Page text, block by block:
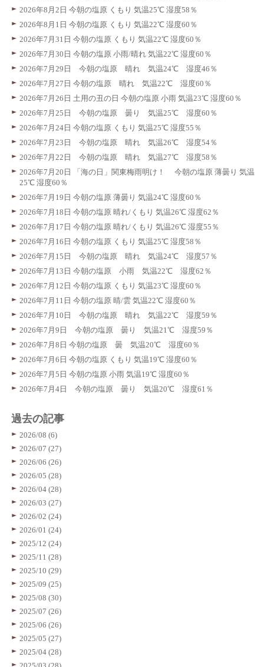
2026年8月2日 今朝の塩原 くもり 気温25℃ 湿度58％
2026年8月1日 今朝の塩原 くもり 気温22℃ 湿度60％
2026年7月31日 今朝の塩原 くもり 気温22℃ 湿度60％
2026年7月30日 今朝の塩原 小雨/晴れ 気温22℃ 湿度60％
2026年7月29日 今朝の塩原 晴れ 気温24℃ 湿度46％
2026年7月27日 今朝の塩原 晴れ 気温22℃ 湿度60％
2026年7月26日 土用の丑の日 今朝の塩原 小雨 気温23℃ 湿度60％
2026年7月25日 今朝の塩原 曇り 気温25℃ 湿度60％
2026年7月24日 今朝の塩原 くもり 気温25℃ 湿度55％
2026年7月23日 今朝の塩原 晴れ 気温26℃ 湿度54％
2026年7月22日 今朝の塩原 晴れ 気温27℃ 湿度58％
2026年7月20日 「海の日」関東梅雨明け！ 今朝の塩原 薄曇り 気温
25℃ 湿度60％
2026年7月19日 今朝の塩原 薄曇り 気温24℃ 湿度60％
2026年7月18日 今朝の塩原 晴れ/くもり 気温26℃ 湿度62％
2026年7月17日 今朝の塩原 晴れ/くもり 気温26℃ 湿度55％
2026年7月16日 今朝の塩原 くもり 気温25℃ 湿度58％
2026年7月15日 今朝の塩原 晴れ 気温24℃ 湿度57％
2026年7月13日 今朝の塩原 小雨 気温22℃ 湿度62％
2026年7月12日 今朝の塩原 くもり 気温23℃ 湿度60％
2026年7月11日 今朝の塩原 晴/雲 気温22℃ 湿度60％
2026年7月10日 今朝の塩原 晴れ 気温22℃ 湿度59％
2026年7月9日 今朝の塩原 曇り 気温21℃ 湿度59％
2026年7月8日 今朝の塩原 曇 気温20℃ 湿度60％
2026年7月6日 今朝の塩原 くもり 気温19℃ 湿度60％
2026年7月5日 今朝の塩原 小雨 気温19℃ 湿度60％
2026年7月4日 今朝の塩原 曇り 気温20℃ 湿度61％
過去の記事
2026/08 (6)
2026/07 (27)
2026/06 (26)
2026/05 (28)
2026/04 (28)
2026/03 (27)
2026/02 (24)
2026/01 (24)
2025/12 (24)
2025/11 (28)
2025/10 (29)
2025/09 (25)
2025/08 (30)
2025/07 (26)
2025/06 (26)
2025/05 (27)
2025/04 (28)